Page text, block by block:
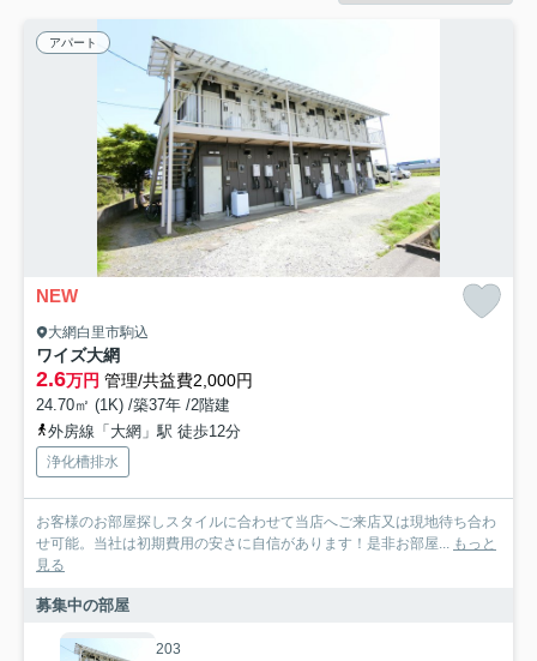
アパート
NEW
大網白里市駒込
ワイズ大網
2.6万円 管理/共益費2,000円
24.70㎡ (1K) /築37年 /2階建
外房線「大網」駅 徒歩12分
浄化槽排水
お客様のお部屋探しスタイルに合わせて当店へご来店又は現地待ち合わ
せ可能。当社は初期費用の安さに自信があります！是非お部屋... もっと
見る
募集中の部屋
203